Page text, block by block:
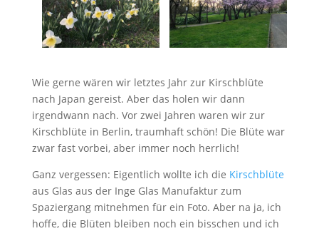
Wie gerne wären wir letztes Jahr zur Kirschblüte
nach Japan gereist. Aber das holen wir dann
irgendwann nach. Vor zwei Jahren waren wir zur
Kirschblüte in Berlin, traumhaft schön! Die Blüte war
zwar fast vorbei, aber immer noch herrlich!
Ganz vergessen: Eigentlich wollte ich die Kirschblüte
aus Glas aus der Inge Glas Manufaktur zum
Spaziergang mitnehmen für ein Foto. Aber na ja, ich
hoffe, die Blüten bleiben noch ein bisschen und ich